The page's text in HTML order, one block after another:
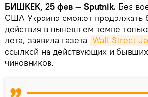
БИШКЕК, 25 фев — Sputnik. Без
США Украина сможет продолжать
действия в нынешнем темпе
лета, заявила газета Wall Street
ссылкой на действующих и
чиновников.